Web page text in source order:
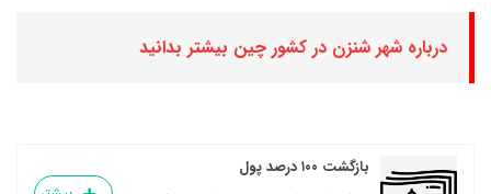
درباره شهر شنزن در کشور چین بیشتر بدانید
بازگشت ۱۰۰ درصد پول